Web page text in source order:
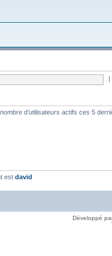
d’utilisateurs actifs ces 5
est david
Développé